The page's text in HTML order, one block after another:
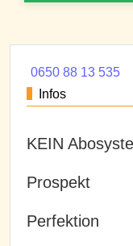
0650 88 13 535
Infos
KEIN
Prospekt
Perfektion